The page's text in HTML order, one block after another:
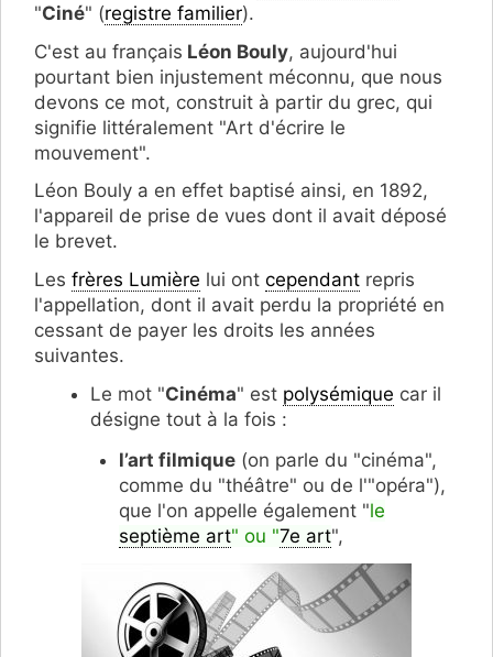
"Ciné" (registre familier).
C'est au français Léon Bouly, aujourd'hui
pourtant bien injustement méconnu, que nous
devons ce mot, construit à partir du grec, qui
signifie littéralement "Art d'écrire le
mouvement".
Léon Bouly a en effet baptisé ainsi, en 1892,
l'appareil de prise de vues dont il avait déposé
le brevet.
Les frères Lumière lui ont cependant repris
l'appellation, dont il avait perdu la propriété en
cessant de payer les droits les années
suivantes.
Le mot "Cinéma" est polysémique car il
désigne tout à la fois :
l’art filmique(on parle du "cinéma",
comme du "théâtre" ou de l'"opéra"),
que l'on appelle également "le
septième art" ou "7e art",